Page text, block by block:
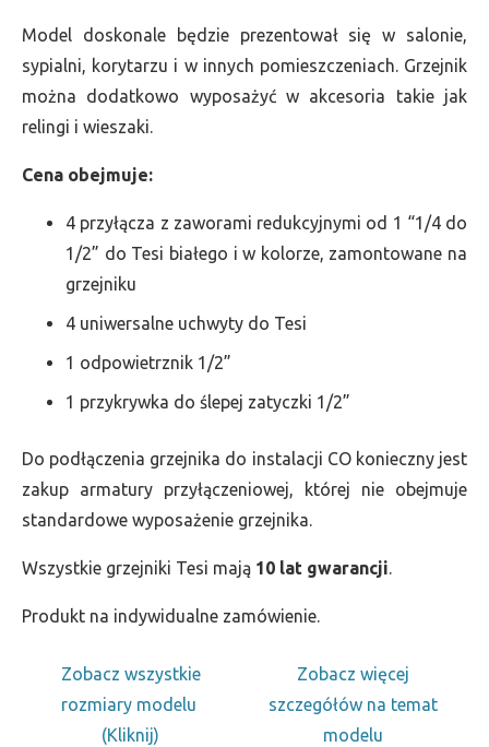
Model doskonale będzie prezentował się w salonie,
sypialni, korytarzu i w innych pomieszczeniach. Grzejnik
można dodatkowo wyposażyć w akcesoria takie jak
relingi i wieszaki.
Cena obejmuje:
4 przyłącza z zaworami redukcyjnymi od 1 “1/4 do
1/2” do Tesi białego i w kolorze, zamontowane na
grzejniku
4 uniwersalne uchwyty do Tesi
1 odpowietrznik 1/2”
1 przykrywka do ślepej zatyczki 1/2”
Do podłączenia grzejnika do instalacji CO konieczny jest
zakup armatury przyłączeniowej, której nie obejmuje
standardowe wyposażenie grzejnika.
Wszystkie grzejniki Tesi mają 10 lat gwarancji.
Produkt na indywidualne zamówienie.
Zobacz wszystkie
rozmiary modelu
(Kliknij)
Zobacz więcej
szczegółów na temat
modelu